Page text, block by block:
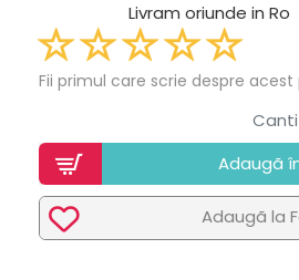
Livram oriunde in Ro
Fii primul care scrie despre acest
Adaugã
Adaugã la